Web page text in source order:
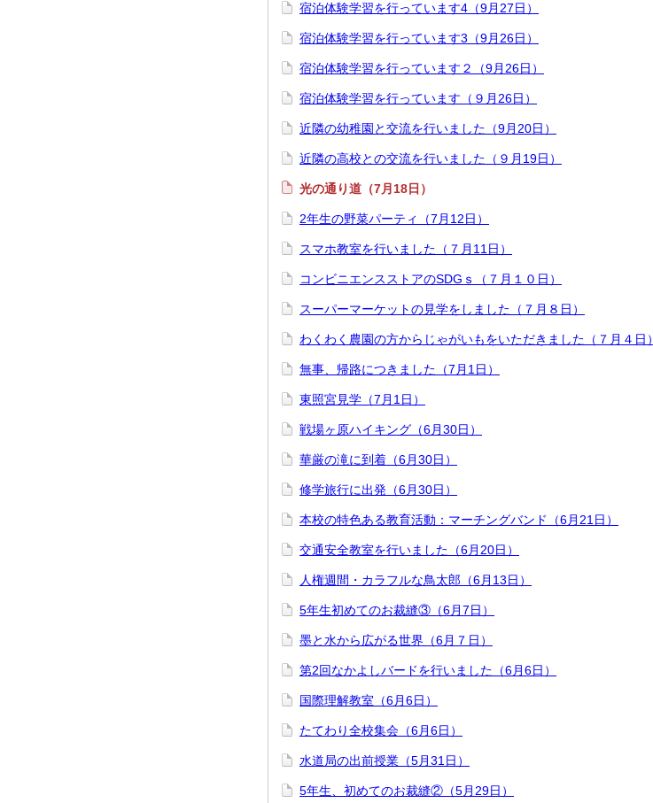
宿泊体験学習を行っています4（9月27日）
宿泊体験学習を行っています3（9月26日）
宿泊体験学習を行っています２（9月26日）
宿泊体験学習を行っています（９月26日）
近隣の幼稚園と交流を行いました（9月20日）
近隣の高校との交流を行いました（９月19日）
光の通り道（7月18日）
2年生の野菜パーティ（7月12日）
スマホ教室を行いました（７月11日）
コンビニエンスストアのSDGｓ（７月１０日）
スーパーマーケットの見学をしました（７月８日）
わくわく農園の方からじゃがいもをいただきました（７月４日）
無事、帰路につきました（7月1日）
東照宮見学（7月1日）
戦場ヶ原ハイキング（6月30日）
華厳の滝に到着（6月30日）
修学旅行に出発（6月30日）
本校の特色ある教育活動：マーチングバンド（6月21日）
交通安全教室を行いました（6月20日）
人権週間・カラフルな鳥太郎（6月13日）
5年生初めてのお裁縫③（6月7日）
墨と水から広がる世界（6月７日）
第2回なかよしバードを行いました（6月6日）
国際理解教室（6月6日）
たてわり全校集会（6月6日）
水道局の出前授業（5月31日）
5年生、初めてのお裁縫②（5月29日）